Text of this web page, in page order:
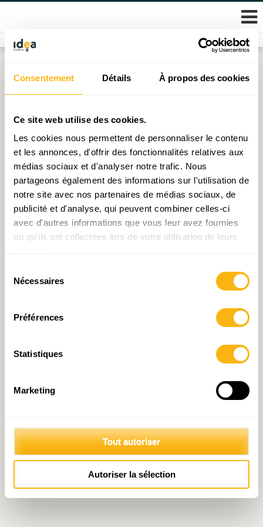
Consentement Détails À propos des cookies
Ce site web utilise des cookies.
Les cookies nous permettent de personnaliser le contenu
et les annonces, d'offrir des fonctionnalités relatives aux
médias sociaux et d'analyser notre trafic. Nous
partageons également des informations sur l'utilisation de
notre site avec nos partenaires de médias sociaux, de
publicité et d'analyse, qui peuvent combiner celles-ci
avec d'autres informations que vous leur avez fournies
ou qu'ils ont collectées lors de votre utilisation de leurs
Nécessaires
Préférences
Statistiques
Marketing
Tout autoriser
Autoriser la sélection
Skip
content
Étiquette : Fondation IDEA
Étude IDEA : Une vision territoriale pour le
Luxembourg à long terme – Fir eng kohärent
Entwécklung vum Land
Publié le27.02.2023parIDEA
© 2026 Fondation IDEA